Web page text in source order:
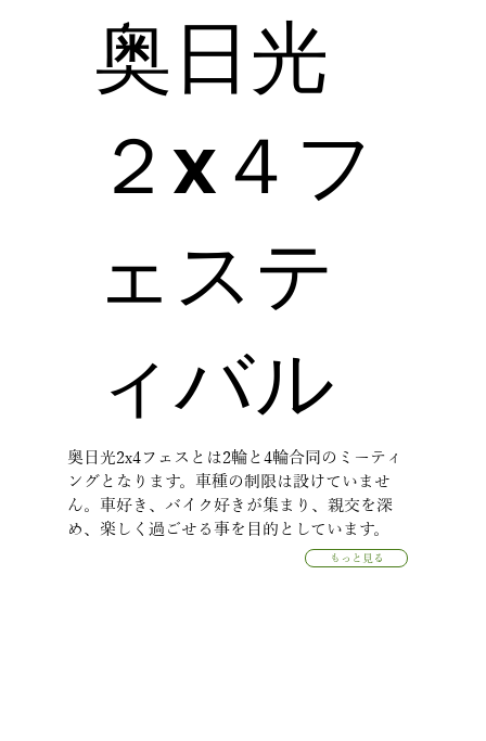
奥日光
２x４フ
ェステ
ィバル
奥日光2x4フェスとは2輪と4輪合同のミーティ
ングとなります。車種の制限は設けていませ
ん。車好き、バイク好きが集まり、親交を深
め、楽しく過ごせる事を目的としています。
もっと見る